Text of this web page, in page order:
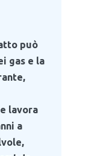
può
gas e la
lavora
a